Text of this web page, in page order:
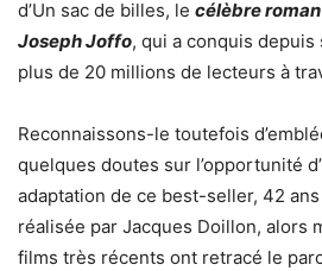
d’Un sac de billes, le célèbre
Joseph Joffo, qui a conquis depuis
plus de 20 millions de lecteurs à
Reconnaissons-le toutefois
quelques doutes sur l’opportunité
adaptation de ce best-seller, 42
réalisée par Jacques Doillon, alors
films très récents ont retracé le